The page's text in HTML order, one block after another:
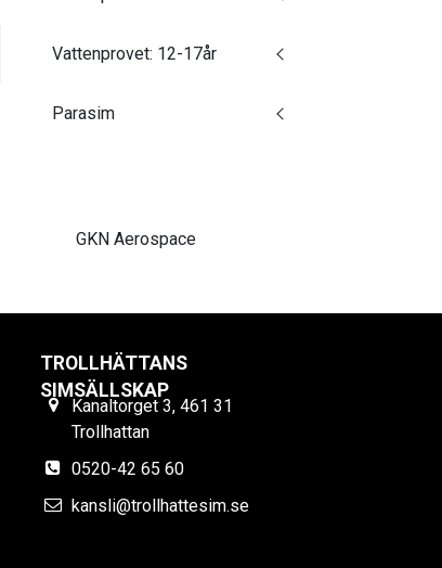
Vattenprovet: 12-17år
Parasim
TROLLHÄTTANS
SIMSÄLLSKAP
Kanaltorget 3, 461 31
Trollhattan
0520-42 65 60
kansli@trollhattesim.se